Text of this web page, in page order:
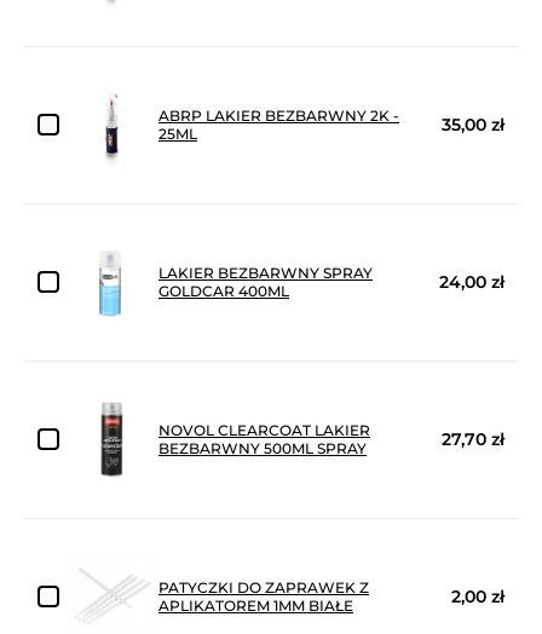
ABRP LAKIER BEZBARWNY 2K -
25ML
35,00 zł
LAKIER BEZBARWNY SPRAY
GOLDCAR 400ML
24,00 zł
NOVOL CLEARCOAT LAKIER
BEZBARWNY 500ML SPRAY
27,70 zł
PATYCZKI DO ZAPRAWEK Z
APLIKATOREM 1MM BIAŁE
2,00 zł